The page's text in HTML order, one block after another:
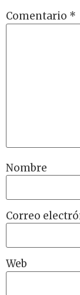
Comentario *
Nombre
Correo
Web